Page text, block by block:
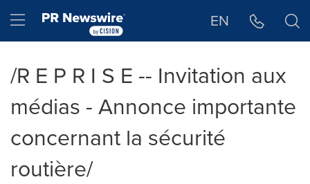
Hamburger menu EN
/R E P R I S E -- Invitation aux
médias - Annonce importante
concernant la sécurité
routière/